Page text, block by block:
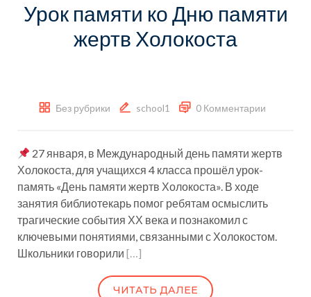
Урок памяти ко Дню памяти
жертв Холокоста
Без рубрики school1 0 Комментарии
27 января, в Международный день памяти жертв
Холокоста, для учащихся 4 класса прошёл урок-
память «День памяти жертв Холокоста». В ходе
занятия библиотекарь помог ребятам осмыслить
трагические события ХХ века и познакомил с
ключевыми понятиями, связанными с Холокостом.
Школьники говорили […]
ЧИТАТЬ ДАЛЕЕ